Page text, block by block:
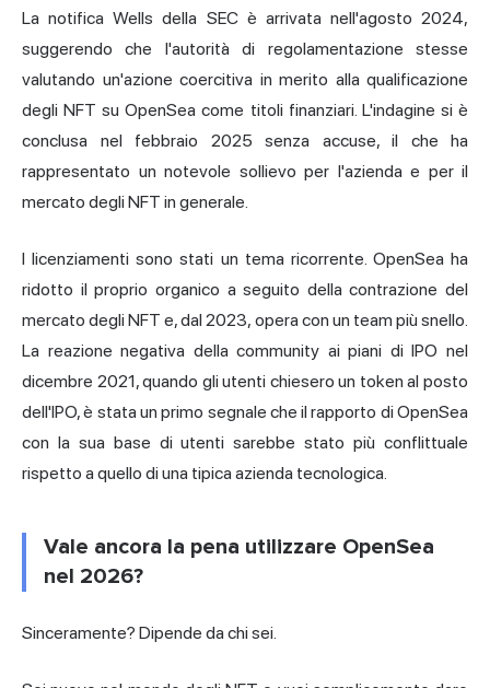
La notifica Wells della SEC è arrivata nell'agosto 2024,
suggerendo che l'autorità di regolamentazione stesse
valutando un'azione coercitiva in merito alla qualificazione
degli NFT su OpenSea come titoli finanziari. L'indagine si è
conclusa nel febbraio 2025 senza accuse, il che ha
rappresentato un notevole sollievo per l'azienda e per il
mercato degli NFT in generale.
I licenziamenti sono stati un tema ricorrente. OpenSea ha
ridotto il proprio organico a seguito della contrazione del
mercato degli NFT e, dal 2023, opera con un team più snello.
La reazione negativa della community ai piani di IPO nel
dicembre 2021, quando gli utenti chiesero un token al posto
dell'IPO, è stata un primo segnale che il rapporto di OpenSea
con la sua base di utenti sarebbe stato più conflittuale
rispetto a quello di una tipica azienda tecnologica.
Vale ancora la pena utilizzare OpenSea
nel 2026?
Sinceramente? Dipende da chi sei.